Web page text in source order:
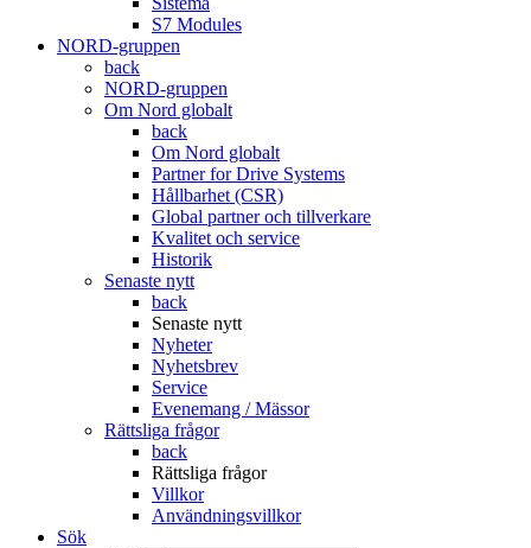
S7 Modules
NORD-gruppen
back
NORD-gruppen
Om Nord globalt
back
Om Nord globalt
Partner for Drive Systems
Hållbarhet (CSR)
Global partner och tillverkare
Kvalitet och service
Historik
Senaste nytt
back
Senaste nytt
Nyheter
Nyhetsbrev
Service
Evenemang / Mässor
Rättsliga frågor
back
Rättsliga frågor
Villkor
Användningsvillkor
Sök